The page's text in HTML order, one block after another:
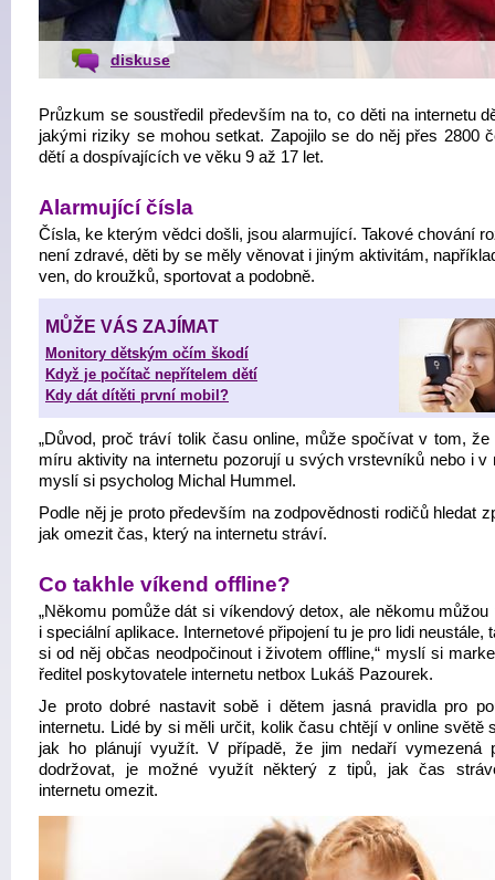
diskuse
Průzkum se soustředil především na to, co děti na internetu
jakými riziky se mohou setkat. Zapojilo se do něj přes 2800
dětí a dospívajících ve věku 9 až 17 let.
Alarmující čísla
Čísla, ke kterým vědci došli, jsou alarmující. Takové chování
není zdravé, děti by se měly věnovat i jiným aktivitám,
ven, do kroužků, sportovat a podobně.
MŮŽE VÁS ZAJÍMAT
Monitory dětským očím škodí
Když je počítač nepřítelem dětí
Kdy dát dítěti první mobil?
„Důvod, proč tráví tolik času online, může spočívat v tom, že
míru aktivity na internetu pozorují u svých vrstevníků nebo i v
myslí si psycholog Michal Hummel.
Podle něj je proto především na zodpovědnosti rodičů hledat
jak omezit čas, který na internetu stráví.
Co takhle víkend offline?
„Někomu pomůže dát si víkendový detox, ale někomu můžou
i speciální aplikace. Internetové připojení tu je pro lidi neustále,
si od něj občas neodpočinout i životem offline,“ myslí si
ředitel poskytovatele internetu netbox Lukáš Pazourek.
Je proto dobré nastavit sobě i dětem jasná pravidla pro
internetu. Lidé by si měli určit, kolik času chtějí v online světě
jak ho plánují využít. V případě, že jim nedaří vymezená
dodržovat, je možné využít některý z tipů, jak čas
internetu omezit.